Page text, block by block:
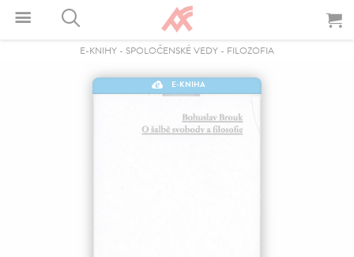
E-KNIHY - SPOLOČENSKÉ VEDY - FILOZOFIA
E-KNIHA